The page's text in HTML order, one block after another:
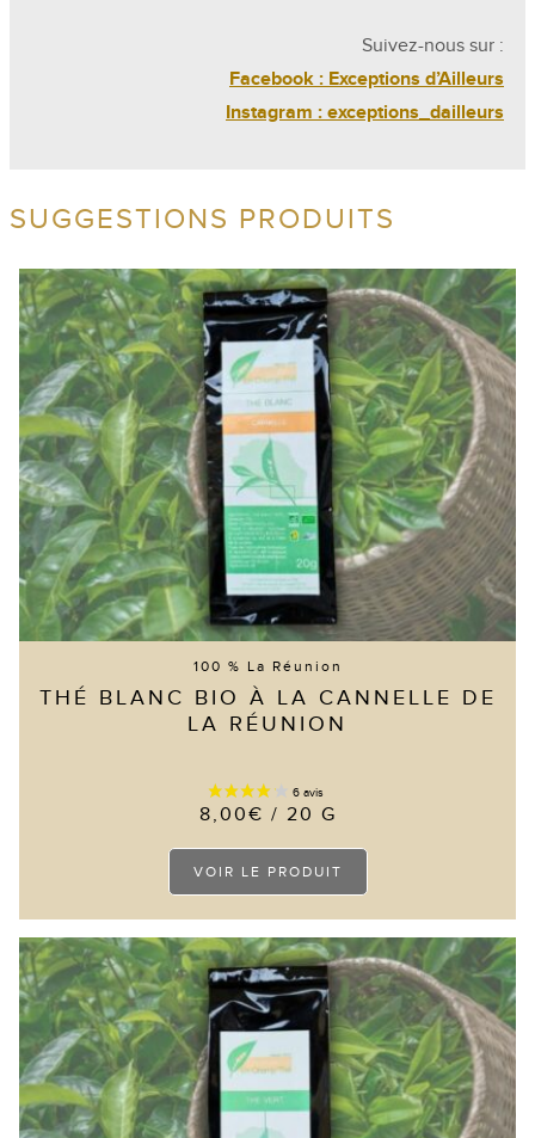
Suivez-nous sur :
Facebook : Exceptions d’Ailleurs
Instagram : exceptions_dailleurs
SUGGESTIONS PRODUITS
100 % La Réunion
THÉ BLANC BIO À LA CANNELLE DE
LA RÉUNION
8,00€ / 20 G
VOIR LE PRODUIT
Ce
a
plusieurs
variations.
Les
options
peuvent
être
choisies
sur
la
page
du
produit